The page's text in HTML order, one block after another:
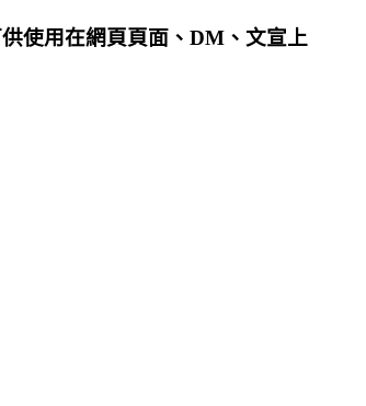
使用在網頁頁面、DM、文宣上